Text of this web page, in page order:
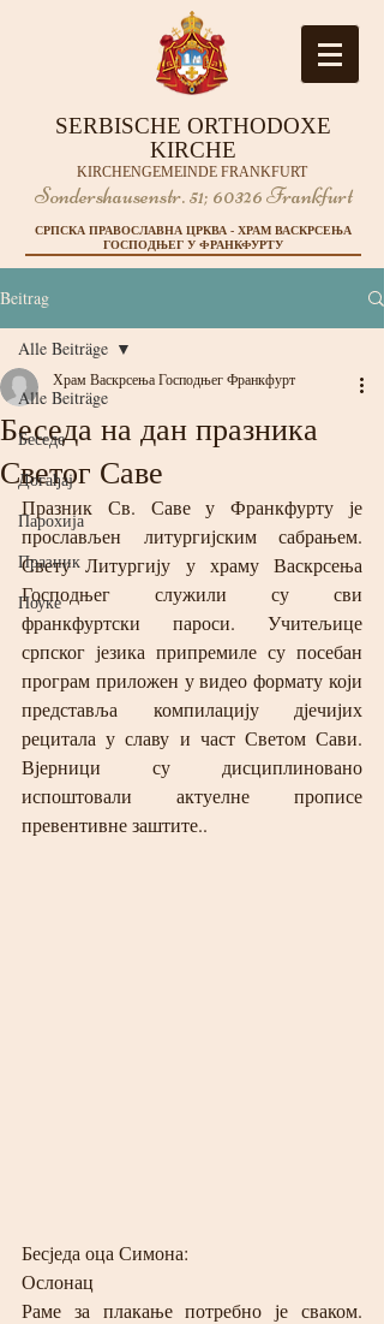
SERBISCHE ORTHODOXE
KIRCHE
KIRCHENGEMEINDE FRANKFURT
Sondershausenstr. 51; 60326 Frankfurt
СРПСКА ПРАВОСЛАВНА ЦРКВА - ХРАМ ВАСКРСЕЊА
ГОСПОДЊЕГ У ФРАНКФУРТУ
Beitrag
Alle Beiträge
Беседе
Догађај
Парохија
Празник
Поуке
Alle Beiträge
Беседа на дан празника
Светог Саве
Храм Васкрсења Господњег Франкфурт
Празник Св. Саве у Франкфурту је
прослављен литургијским сабрањем.
Свету Литургију у храму Васкрсења
Господњег служили су сви
франкфуртски пароси. Учитељице
српског језика припремиле су посебан
програм приложен у видео формату који
представља компилацију дјечијих
рецитала у славу и част Светом Сави.
Вјерници су дисциплиновано
испоштовали актуелне прописе
превентивне заштите..
Бесједа оца Симона:
Ослонац
Раме за плакање потребно је сваком.